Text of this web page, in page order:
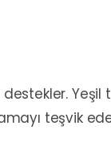
Yeşil
teşvik